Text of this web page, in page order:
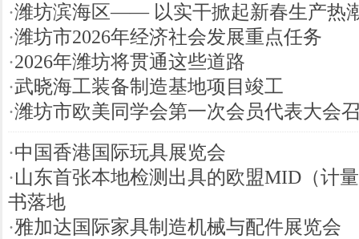
·潍坊滨海区—— 以实干掀起新春生产热
·潍坊市2026年经济社会发展重点任务
·2026年潍坊将贯通这些道路
·武晓海工装备制造基地项目竣工
·潍坊市欧美同学会第一次会员代表大会
·中国香港国际玩具展览会
·山东首张本地检测出具的欧盟MID（计
书落地
·雅加达国际家具制造机械与配件展览会